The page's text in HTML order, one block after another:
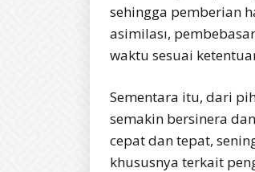
sehingga pemberian
asimilası,
waktu sesuai
Sementara itu, dari
semakin bersinera
cepat dan tepat,
khususnya terkait